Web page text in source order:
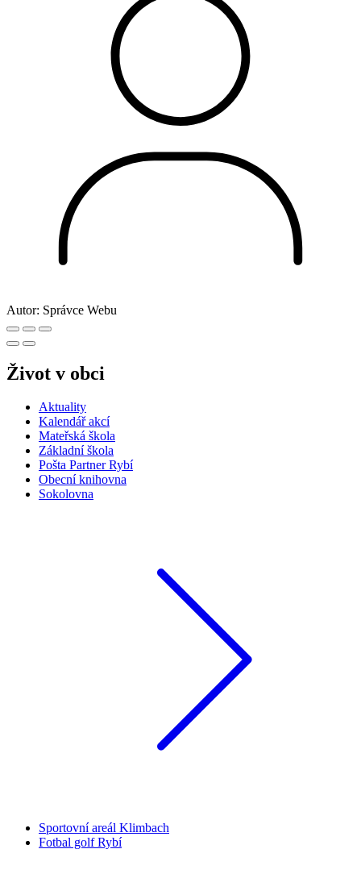
Autor: Správce Webu
Život v obci
Aktuality
Kalendář akcí
Mateřská škola
Základní škola
Pošta Partner Rybí
Obecní knihovna
Sokolovna
Sportovní areál Klimbach
Fotbal golf Rybí